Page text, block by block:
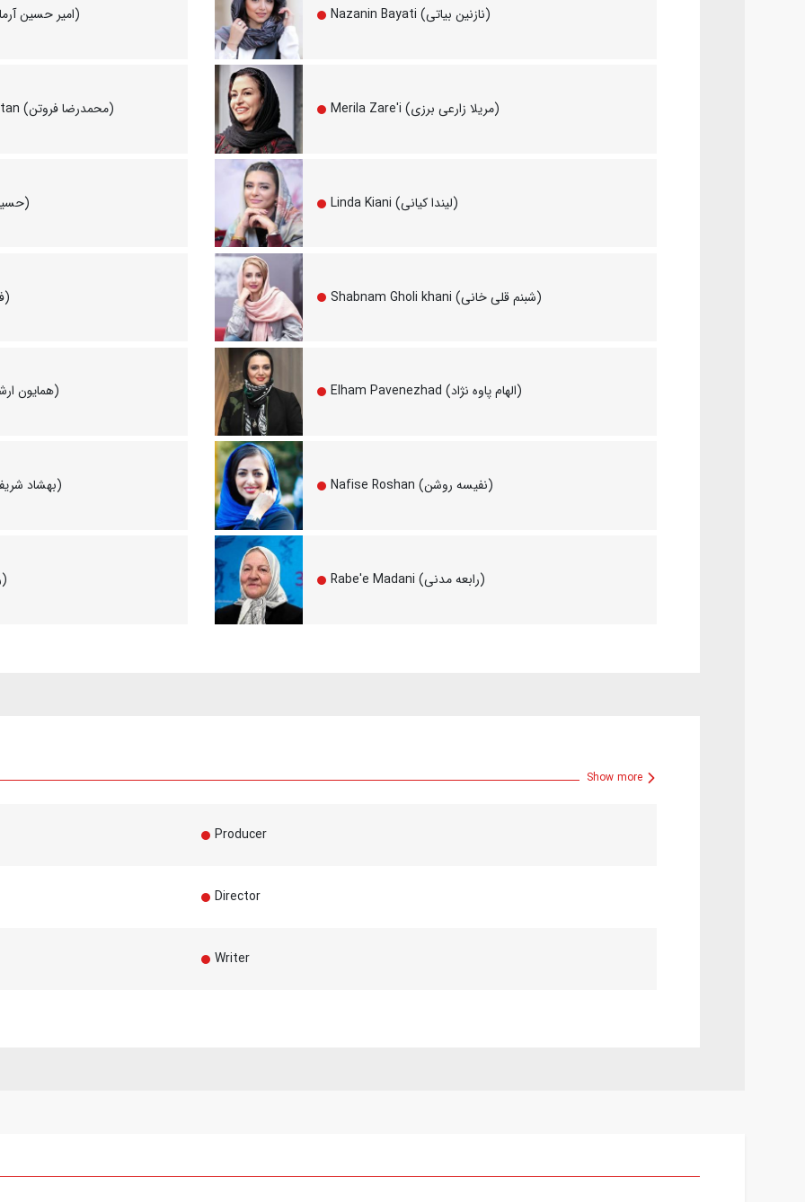
Amir Hossein Arman (امیر حسین آرمان) Nazanin Bayati (نازنین بیاتی)
Mohammad Reza Foroutan (محمدرضا فروتن) Merila Zare'i (مریلا زارعی برزی)
Hossein Pakdel (حسین پاکدل) Linda Kiani (لیندا کیانی)
Farzad Farzin (فرزاد فرزین) Shabnam Gholi khani (شبنم قلی خانی)
Homayoun Ershadi (همایون ارشادی) Elham Pavenezhad (الهام پاوه‌ نژاد)
Behshad Sharifiyan (بهشاد شریفیان) Nafise Roshan (نفیسه روشن)
Reza Tavakoli (رضا توکلی) Rabe'e Madani (رابعه مدنی)
Show more
Producer
Director
Writer